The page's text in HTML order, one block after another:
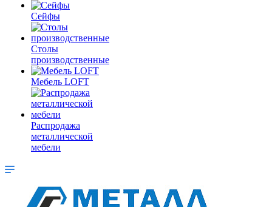
Сейфы
Столы
производственные
Мебель LOFT
Распродажа
металлической
мебели